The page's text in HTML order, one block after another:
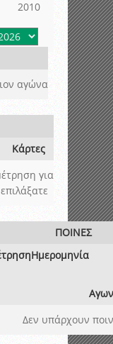
2010
αγώνα
Κάρτες
για
ΠΟΙΝΕΣ
Ημερομηνία
Δεν υπάρχουν